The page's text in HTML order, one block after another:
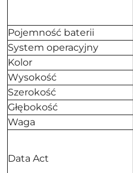
Pojemność baterii
System operacyjny
Kolor
Wysokość
Szerokość
Głębokość
Waga
Data Act